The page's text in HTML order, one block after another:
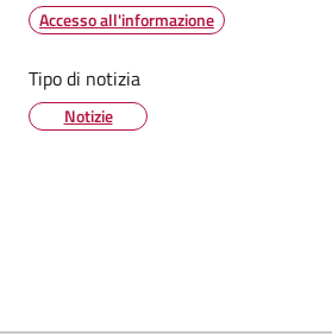
Accesso all'informazione
Tipo di notizia
Notizie